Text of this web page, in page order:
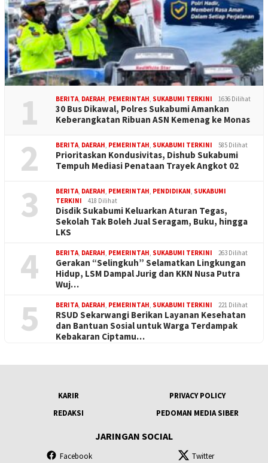
1 BERITA, DAERAH, PEMERINTAH, SUKABUMI TERKINI 1636 Dilihat
30 Bus Dikawal, Polres Sukabumi Amankan
Keberangkatan Ribuan ASN Kemenag ke Monas
2 BERITA, DAERAH, PEMERINTAH, SUKABUMI TERKINI 585 Dilihat
Prioritaskan Kondusivitas, Dishub Sukabumi
Tempuh Mediasi Penataan Trayek Angkot 02
3 BERITA, DAERAH, PEMERINTAH, PENDIDIKAN, SUKABUMI
TERKINI
418 Dilihat
Disdik Sukabumi Keluarkan Aturan Tegas,
Sekolah Tak Boleh Jual Seragam, Buku, hingga
LKS
4 BERITA, DAERAH, PEMERINTAH, SUKABUMI TERKINI 263 Dilihat
Gerakan “Selingkuh” Selamatkan Lingkungan
Hidup, LSM Dampal Jurig dan KKN Nusa Putra
Wuj…
5 BERITA, DAERAH, PEMERINTAH, SUKABUMI TERKINI 221 Dilihat
RSUD Sekarwangi Berikan Layanan Kesehatan
dan Bantuan Sosial untuk Warga Terdampak
Kebakaran Ciptamu…
KARIR
PRIVACY POLICY
REDAKSI
PEDOMAN MEDIA SIBER
JARINGAN SOCIAL
Facebook Twitter